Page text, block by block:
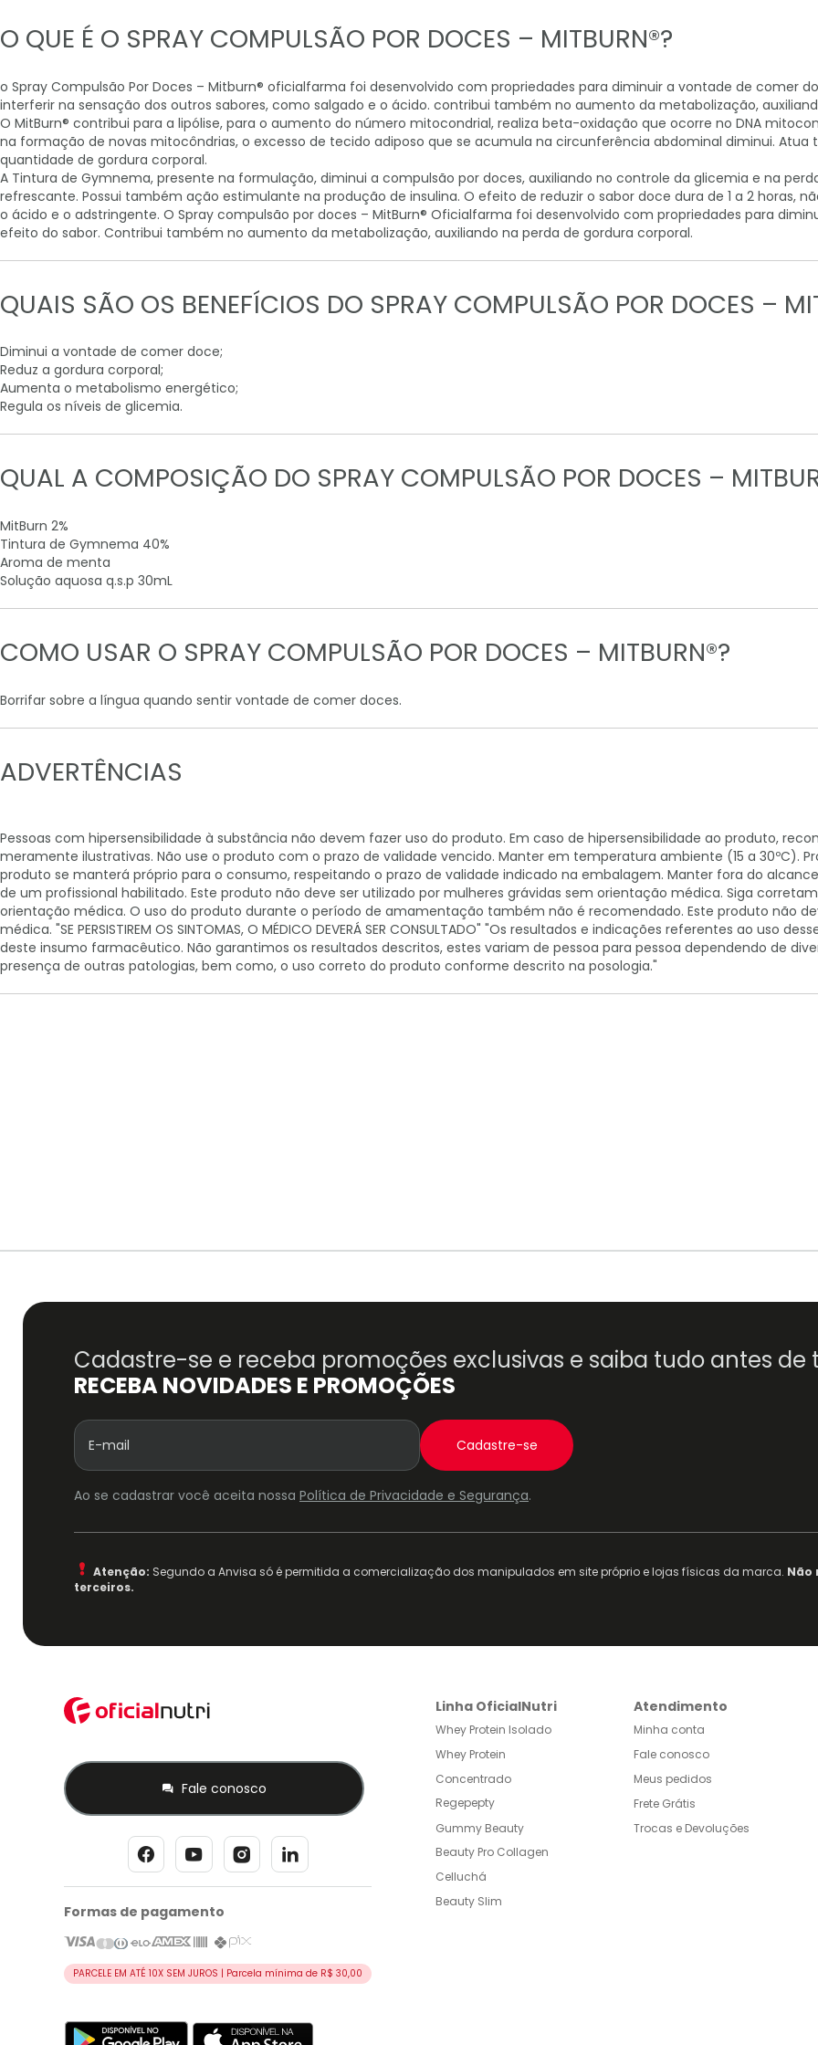
início
de
imagens
O QUE É O SPRAY COMPULSÃO POR DOCES – MITBURN®?
o Spray Compulsão Por Doces – Mitburn® oficialfarma foi desenvolvido com propriedades para diminuir a vontade de comer
interferir na sensação dos outros sabores, como salgado e o ácido. contribui também no aumento da metabolização,
O MitBurn® contribui para a lipólise, para o aumento do número mitocondrial, realiza beta-oxidação que ocorre no DNA
na formação de novas mitocôndrias, o excesso de tecido adiposo que se acumula na circunferência abdominal diminui.
quantidade de gordura corporal.
A Tintura de Gymnema, presente na formulação, diminui a compulsão por doces, auxiliando no controle da glicemia e na
refrescante. Possui também ação estimulante na produção de insulina. O efeito de reduzir o sabor doce dura de 1 a 2 horas,
o ácido e o adstringente. O Spray compulsão por doces – MitBurn® Oficialfarma foi desenvolvido com propriedades para
efeito do sabor. Contribui também no aumento da metabolização, auxiliando na perda de gordura corporal.
QUAIS SÃO OS BENEFÍCIOS DO SPRAY COMPULSÃO POR DOCES –
Diminui a vontade de comer doce;
Reduz a gordura corporal;
Aumenta o metabolismo energético;
Regula os níveis de glicemia.
QUAL A COMPOSIÇÃO DO SPRAY COMPULSÃO POR DOCES –
MitBurn 2%
Tintura de Gymnema 40%
Aroma de menta
Solução aquosa q.s.p 30mL
COMO USAR O SPRAY COMPULSÃO POR DOCES – MITBURN®?
Borrifar sobre a língua quando sentir vontade de comer doces.
ADVERTÊNCIAS
Pessoas com hipersensibilidade à substância não devem fazer uso do produto. Em caso de hipersensibilidade ao produto,
meramente ilustrativas. Não use o produto com o prazo de validade vencido. Manter em temperatura ambiente (15 a 30ºC).
produto se manterá próprio para o consumo, respeitando o prazo de validade indicado na embalagem. Manter fora do
de um profissional habilitado. Este produto não deve ser utilizado por mulheres grávidas sem orientação médica. Siga
orientação médica. O uso do produto durante o período de amamentação também não é recomendado. Este produto não
médica. "SE PERSISTIREM OS SINTOMAS, O MÉDICO DEVERÁ SER CONSULTADO" "Os resultados e indicações referentes ao
deste insumo farmacêutico. Não garantimos os resultados descritos, estes variam de pessoa para pessoa dependendo de
presença de outras patologias, bem como, o uso correto do produto conforme descrito na posologia."
RECEBA NOVIDADES E PROMOÇÕES
Cadastre-se e receba promoções exclusivas e saiba tudo antes
Cadastre-se
Ao se cadastrar você aceita nossa Política de Privacidade e Segurança.
Atenção: Segundo a Anvisa só é permitida a comercialização dos manipulados em site próprio e lojas físicas da marca. Não
terceiros.
Fale conosco
Formas de pagamento
PARCELE EM ATÉ 10X SEM JUROS | Parcela mínima de R$ 30,00
Linha OficialNutri
Whey Protein Isolado
Whey Protein
Concentrado
Regepepty
Gummy Beauty
Beauty Pro Collagen
Celluchá
Beauty Slim
Atendimento
Minha conta
Fale conosco
Meus pedidos
Frete Grátis
Trocas e Devoluções